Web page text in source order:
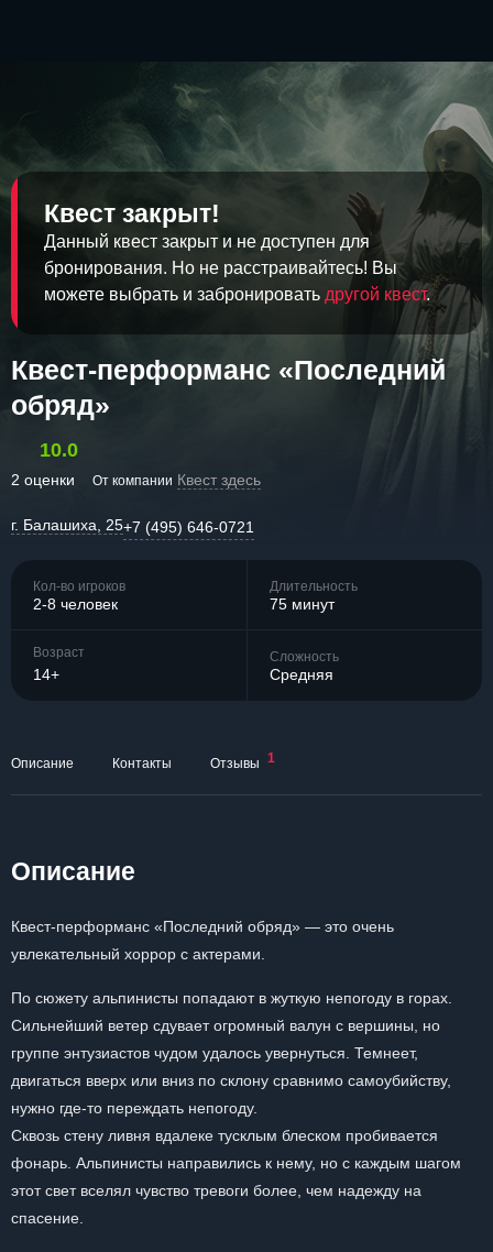
Квест закрыт!
Данный квест закрыт и не доступен для
бронирования. Но не расстраивайтесь! Вы
можете выбрать и забронировать другой квест.
Квест-перформанс «Последний
обряд»
10.0
2 оценки От компании Квест здесь
г. Балашиха, 25+7 (495) 646-0721
Кол-во игроков
2-8 человек
Длительность
75 минут
Возраст
14+
Сложность
Средняя
Описание Контакты Отзывы 1
Описание
Квест-перформанс «Последний обряд» — это очень
увлекательный хоррор с актерами.
По сюжету альпинисты попадают в жуткую непогоду в горах.
Сильнейший ветер сдувает огромный валун с вершины, но
группе энтузиастов чудом удалось увернуться. Темнеет,
двигаться вверх или вниз по склону сравнимо самоубийству,
нужно где-то переждать непогоду.
Сквозь стену ливня вдалеке тусклым блеском пробивается
фонарь. Альпинисты направились к нему, но с каждым шагом
этот свет вселял чувство тревоги более, чем надежду на
спасение.